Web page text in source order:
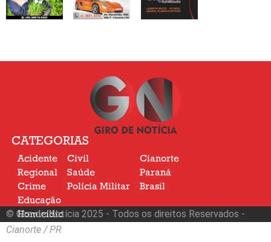
CATEGORIAS
Acidente
Regional
Crime
Civil
Saúde
Polícia Militar
Cianorte
Paraná
Brasil
Educação
Homicídio
Nacional
© Giro de Notícia 2025 - Todos os direitos Reservados -
Cianorte / PR